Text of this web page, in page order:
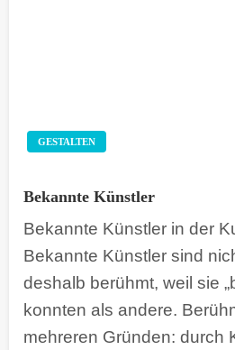
GESTALTEN
Bekannte Künstler
Bekannte Künstler in der
Bekannte Künstler sind
deshalb berühmt, weil sie
konnten als andere.
mehreren Gründen: durch